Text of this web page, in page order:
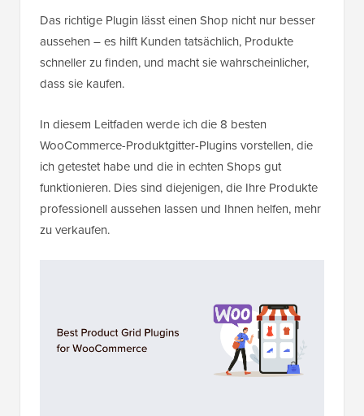
Das richtige Plugin lässt einen Shop nicht nur besser
aussehen – es hilft Kunden tatsächlich, Produkte
schneller zu finden, und macht sie wahrscheinlicher,
dass sie kaufen.
In diesem Leitfaden werde ich die 8 besten
WooCommerce-Produktgitter-Plugins vorstellen, die
ich getestet habe und die in echten Shops gut
funktionieren. Dies sind diejenigen, die Ihre Produkte
professionell aussehen lassen und Ihnen helfen, mehr
zu verkaufen.